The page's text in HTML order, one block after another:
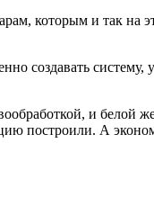
которым и так на
создавать
и белой
построили. А